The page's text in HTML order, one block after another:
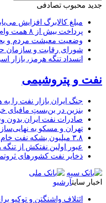
جدید محبوب تصادفی
مبلغ کالابرگ افزایش
پرداخت بیش از ۸ همت وام ازدواج به زوج‌های جوان توسط بانک ملی ایران
وضعیت معیشت مردم و
شورای رقابت و سازمان
انسداد تنگه هرمز،
نفت و پتروشیمی
جنگ ایران بازار نفت را
بنزین در بن‌بستِ مافیای
صادرات نفت ایران بدون
تهران و مسکو به
۳.۸ میلیون بشکه نفت خام ایران از محاصره آمریکا عبور کرد
عبور اولین نفتکش از
ذخایر نفت کشورهای ثروتمند به
اخبار سایتآرشیو
ائتلاف واشنگتن و توکیو